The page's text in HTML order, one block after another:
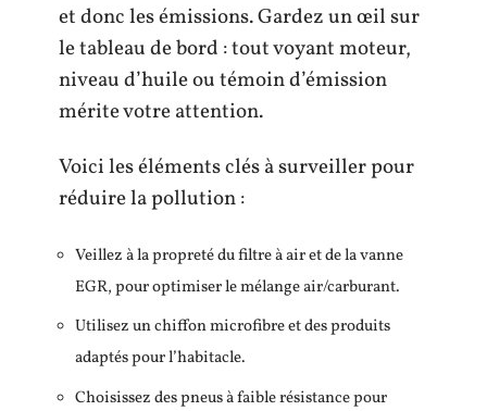
et donc les émissions. Gardez un œil sur
le tableau de bord : tout voyant moteur,
niveau d’huile ou témoin d’émission
mérite votre attention.
Voici les éléments clés à surveiller pour
réduire la pollution :
Veillez à la propreté du filtre à air et de la vanne
EGR, pour optimiser le mélange air/carburant.
Utilisez un chiffon microfibre et des produits
adaptés pour l’habitacle.
Choisissez des pneus à faible résistance pour